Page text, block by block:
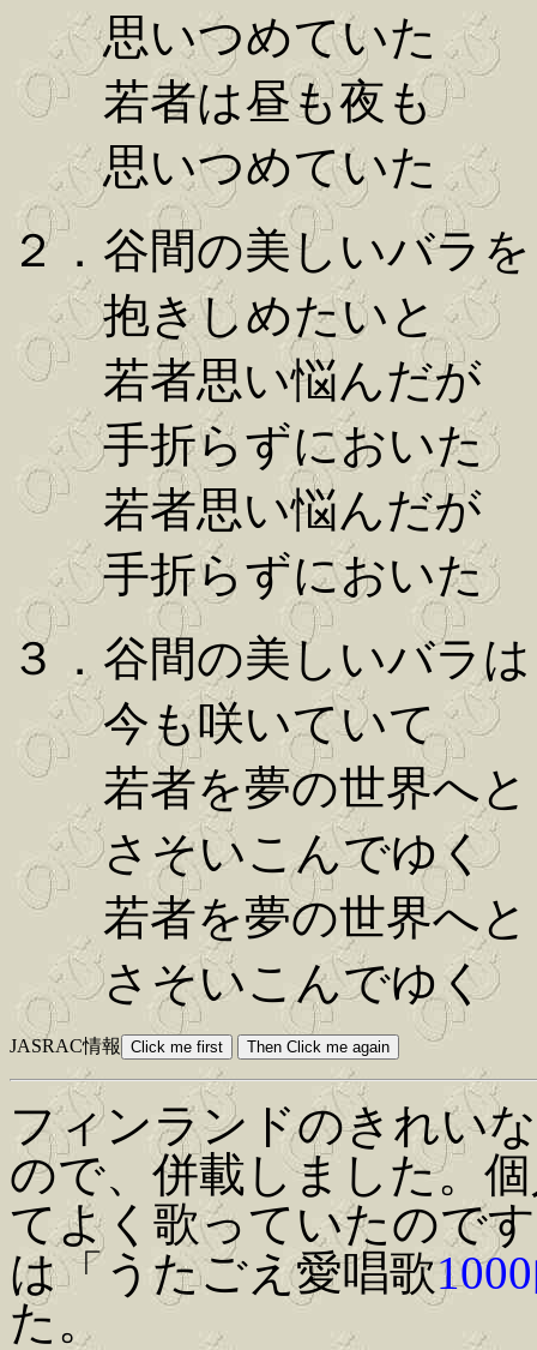
思いつめていた
若者は昼も夜も
思いつめていた
２．谷間の美しいバラを
抱きしめたいと
若者思い悩んだが
手折らずにおいた
若者思い悩んだが
手折らずにおいた
３．谷間の美しいバラは
今も咲いていて
若者を夢の世界へと
さそいこんでゆく
若者を夢の世界へと
さそいこんでゆく
JASRAC情報
フィンランドのきれい
ので、併載しました。
てよく歌っていたので
は「うたごえ愛唱歌
た。